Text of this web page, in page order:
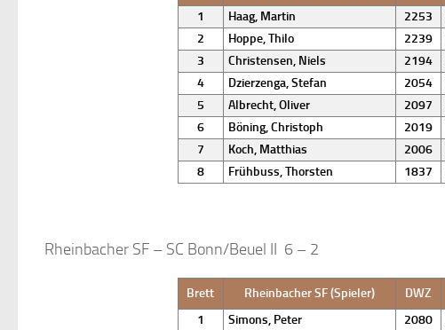
1
Haag, Martin 2253
2
Hoppe, Thilo 2239
3
Christensen, Niels 2194
4
Dzierzenga, Stefan 2054
5
Albrecht, Oliver 2097
6
Böning, Christoph 2019
7
Koch, Matthias 2006
8
Frühbuss, Thorsten 1837
Rheinbacher SF – SC Bonn/Beuel II 6 – 2
Brett Rheinbacher SF (Spieler) DWZ
1
Simons, Peter 2080